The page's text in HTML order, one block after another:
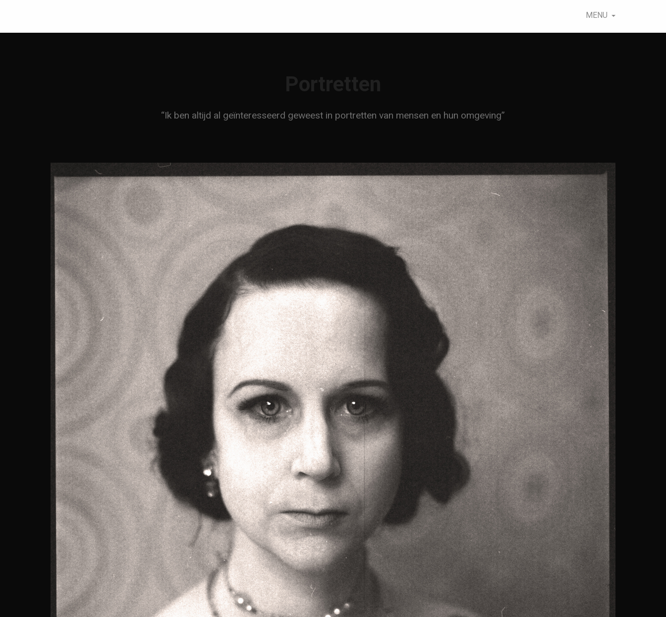
MENU
“Ik ben altijd al geïnteresseerd geweest in portretten van mensen en hun omgeving”